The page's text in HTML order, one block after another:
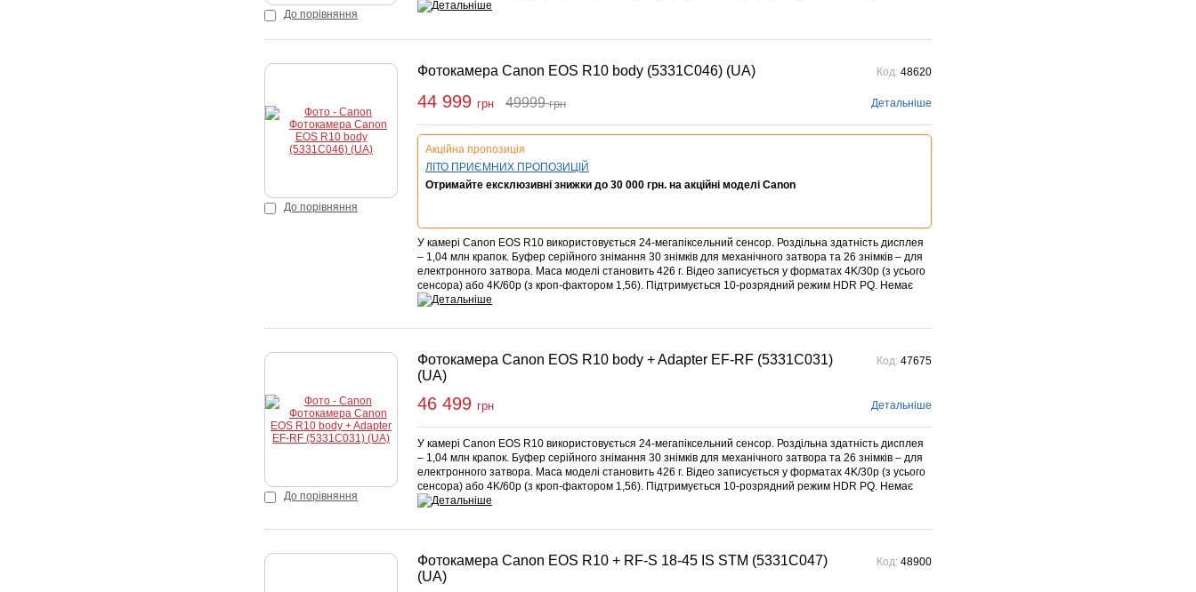
До порівняння
До порівняння
Фотокамера Canon EOS R10 body (5331C046) (UA) Код: 48620
44 999 грн 49999грн
Купити Детальніше
Акційна пропозиція
ЛІТО ПРИЄМНИХ ПРОПОЗИЦІЙ
Отримайте ексклюзивні знижки до 30 000 грн. на акційні моделі Canon
У камері Canon EOS R10 використовується 24-мегапіксельний сенсор. Роздільна здатність дисплея
– 1,04 млн крапок. Буфер серійного знімання 30 знімків для механічного затвора та 26 знімків – для
електронного затвора. Маса моделі становить 426 г. Відео записується у форматах 4K/30p (з усього
сенсора) або 4K/60p (з кроп-фактором 1,56). Підтримується 10-розрядний режим HDR PQ. Немає
До порівняння
Фотокамера Canon EOS R10 body + Adapter EF-RF (5331C031)
(UA)
Код: 47675
46 499 грн
Купити Детальніше
У камері Canon EOS R10 використовується 24-мегапіксельний сенсор. Роздільна здатність дисплея
– 1,04 млн крапок. Буфер серійного знімання 30 знімків для механічного затвора та 26 знімків – для
електронного затвора. Маса моделі становить 426 г. Відео записується у форматах 4K/30p (з усього
сенсора) або 4K/60p (з кроп-фактором 1,56). Підтримується 10-розрядний режим HDR PQ. Немає
Фотокамера Canon EOS R10 + RF-S 18-45 IS STM (5331C047)
(UA)
Код: 48900